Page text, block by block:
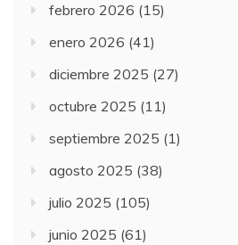
febrero 2026 (15)
enero 2026 (41)
diciembre 2025 (27)
octubre 2025 (11)
septiembre 2025 (1)
agosto 2025 (38)
julio 2025 (105)
junio 2025 (61)